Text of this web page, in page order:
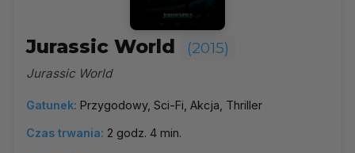
Jurassic World (2015)
Jurassic World
Gatunek: Przygodowy, Sci-Fi, Akcja, Thriller
Czas trwania: 2 godz. 4 min.